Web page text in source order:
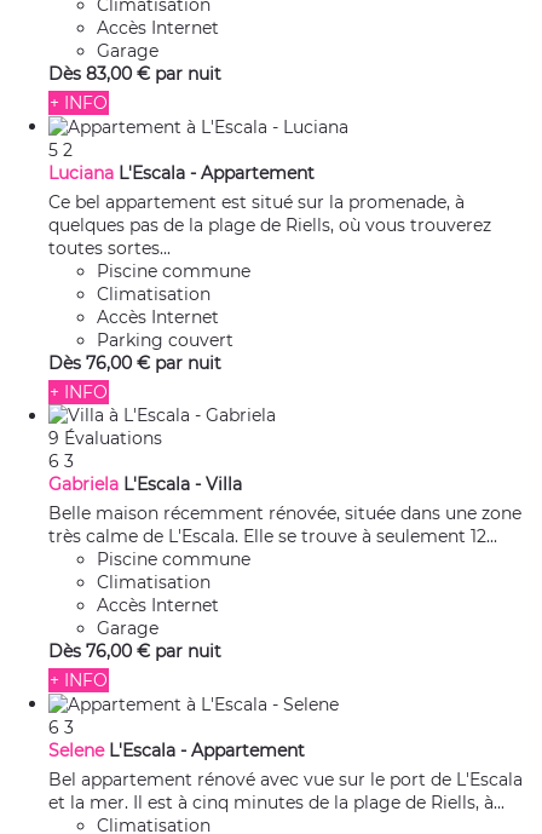
Climatisation
Accès Internet
Garage
Dès 83,00 € par nuit
+ INFO
5 2
Luciana L'Escala - Appartement
Ce bel appartement est situé sur la promenade, à
quelques pas de la plage de Riells, où vous trouverez
toutes sortes...
Piscine commune
Climatisation
Accès Internet
Parking couvert
Dès 76,00 € par nuit
+ INFO
9 Évaluations
6 3
Gabriela L'Escala - Villa
Belle maison récemment rénovée, située dans une zone
très calme de L'Escala. Elle se trouve à seulement 12...
Piscine commune
Climatisation
Accès Internet
Garage
Dès 76,00 € par nuit
+ INFO
6 3
Selene L'Escala - Appartement
Bel appartement rénové avec vue sur le port de L'Escala
et la mer. Il est à cinq minutes de la plage de Riells, à...
Climatisation